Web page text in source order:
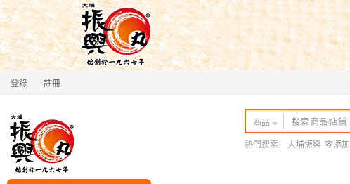
登錄 註冊
商品
熱門搜索: 大埔振興 零添加